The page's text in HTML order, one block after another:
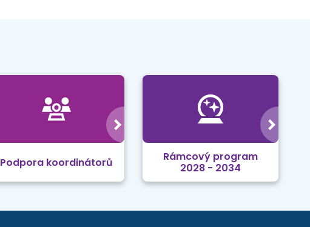
Podpora koordinátorů
Rámcový program
2028 - 2034